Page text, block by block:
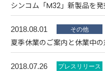
シンコム「M32」新製品を発
2018.08.01
夏季休業のご案内と休業中
2018.07.26